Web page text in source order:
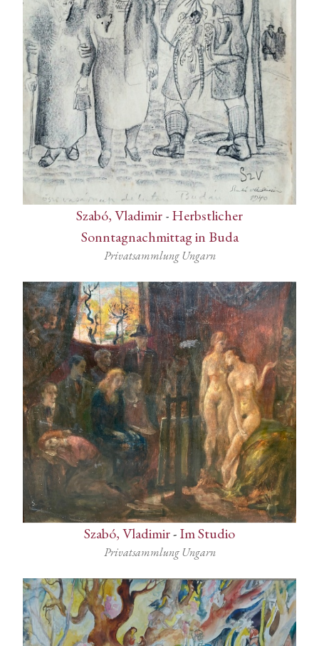
Szabó, Vladimir-Herbstlicher
Sonntagnachmittag in Buda
Privatsammlung Ungarn
Szabó, Vladimir-Im Studio
Privatsammlung Ungarn